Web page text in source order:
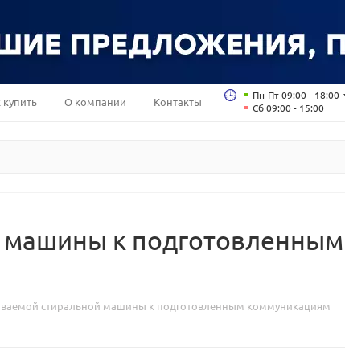
купить О компании Контакты
Пн-Пт 09:00 - 18:00
Сб 09:00 - 15:00
машины к подготовленным
стиральной машины к подготовленным коммуникациям